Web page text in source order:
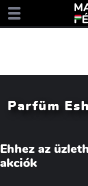
Parfüm
Ehhez az
akciók